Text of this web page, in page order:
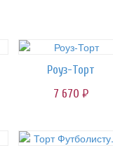
Роуз-Торт
7 670 руб.